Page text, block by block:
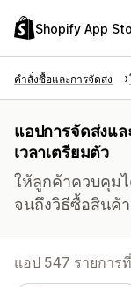
Shopify App
คำสั่งซื้อและการจัดส่ง
แอปการจัดส่งแ
เวลาเตรียมตัว
ให้ลูกค้าควบคุม
จนถึงวิธีซื้อสินค้
แอป 547 รายการ